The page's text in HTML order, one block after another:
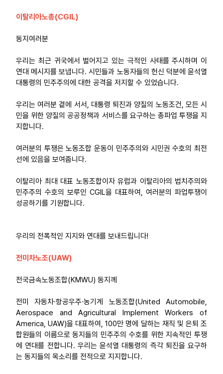
이탈리아노총(CGIL)
동지여러분
우리는 최근 귀국에서 벌어지고 있는 극적인 사태를 주시하며 이
연대 메시지를 보냅니다. 시민들과 노동자들의 헌신 덕분에 윤석열
대통령의 민주주의에 대한 공격을 저지할 수 있었습니다.
우리는 여러분 곁에 서서, 대통령 퇴진과 양질의 노동조건, 모든 시
민을 위한 양질의 공공정책과 서비스를 요구하는 총파업 투쟁을 지
지합니다.
여러분의 투쟁은 노동조합 운동이 민주주의와 시민권 수호의 최전
선에 있음을 보여줍니다.
이탈리아 최대 대표 노동조합이자 유럽과 이탈리아의 법치주의와
민주주의 수호의 보루인 CGIL을 대표하여, 여러분의 파업투쟁이
성공하기를 기원합니다.
우리의 전폭적인 지지와 연대를 보내드립니다!
전미차노조(UAW)
전국금속노동조합(KMWU) 동지께
전미 자동차·항공우주·농기계 노동조합(United Automobile,
Aerospace and Agricultural Implement Workers of
America, UAW)을 대표하여, 100만 명에 달하는 재직 및 은퇴 조
합원들의 이름으로 동지들의 민주주의 수호를 위한 지속적인 투쟁
에 연대를 전합니다. 우리는 윤석열 대통령의 즉각 퇴진을 요구하
는 동지들의 목소리를 전적으로 지지합니다.